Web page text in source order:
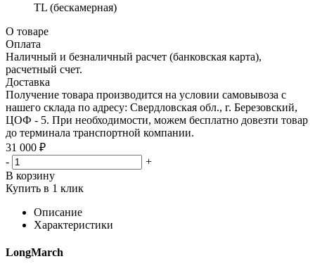
TL (бескамерная)
О товаре
Оплата
Наличный и безналичный расчет (банковская карта),
расчетный счет.
Доставка
Получение товара производится на условии самовывоза с
нашего склада по адресу: Свердловская обл., г. Березовский,
ЦОФ - 5. При необходимости, можем бесплатно довезти товар
до терминала транспортной компании.
31 000 ₽
-
+
В корзину
Купить в 1 клик
Описание
Характеристики
LongMarch